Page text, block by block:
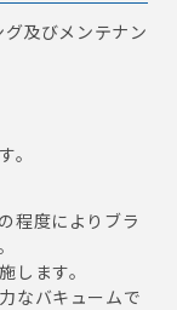
及びメンテナン
。
程度によりブラ
します。
なバキュームで